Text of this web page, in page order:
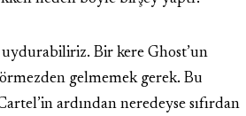
Bir kere Ghost’un
gelmemek gerek. Bu
ardından neredeyse sıfırdan